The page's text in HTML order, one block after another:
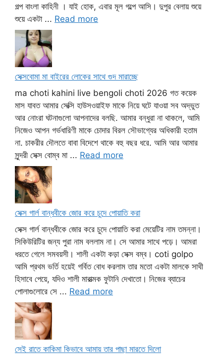
গল্প বাংলা কাহিনী । যাই হোক, এবার মূল গল্পে আসি। দুপুর বেলায় শুয়ে
শুয়ে একটা ... Read more
সেক্সবোমা মা বাইরের লোকের সাথে গুদ মারাচ্ছে
ma choti kahini live bengoli choti 2026 গত কয়েক
মাস যাবত আমার সেক্সি হাউসওয়াইফ মাকে নিয়ে ঘটে যাওয়া সব অদ্ভুত
আর নোংরা ঘটনাগুলো আপনাদের বলছি. আমার বন্ধুরা না থাকলে, আমি
নিজেও আপন গর্ভধারিণী মাকে চোদার বিরল সৌভাগ্যের অধিকারী হতাম
না. চাকরীর দৌলতে বাবা বিদেশে থাকে বহু বছর ধরে. আমি আর আমার
সুন্দরী সেক্স বোম্ব মা ... Read more
সেক্স গার্ল বান্ধবীকে জোর করে চুদে পোয়াতি করা
সেক্স গার্ল বান্ধবীকে জোর করে চুদে পোয়াতি করা মেয়েটির নাম তমন্না।
সিকিউরিটির জন্য পুরা নাম বললাম না। সে আমার সাথে পড়ে। আমরা
ধরতে গেলে সমবয়সী। শালী একটা কড়া সেক্স বম্ব। coti golpo
আমি প্রথম ভর্তি হয়েই গর্বিত বোধ করলাম তার মতো একটা মালকে সাথী
হিসাবে পেয়ে, যদিও শালী মারাত্মক ফুটানি দেখাতো। নিজের ব্যাচের
পোলাগুলোরে সে ... Read more
সেই রাতে কাকিমা কিভাবে আমায় তার পাছা মারতে দিলো